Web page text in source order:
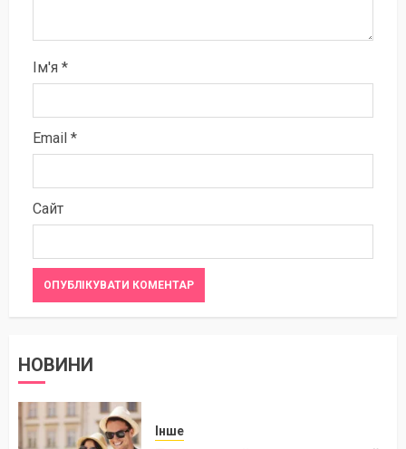
Ім'я *
Email *
Сайт
НОВИНИ
Інше